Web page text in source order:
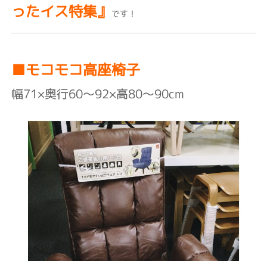
ったイス特集』
です！
■モコモコ高座椅子
幅71×奥行60～92×高80～90cm